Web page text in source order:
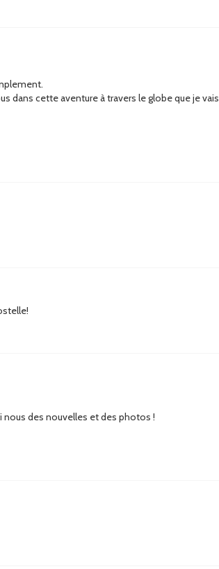
dans cette aventure à travers le globe que je vais
nous des nouvelles et des photos !